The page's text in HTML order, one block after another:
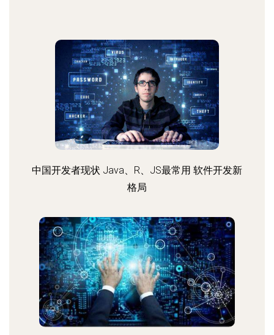
中国开发者现状 Java、R、JS最常用 软件开发新
格局